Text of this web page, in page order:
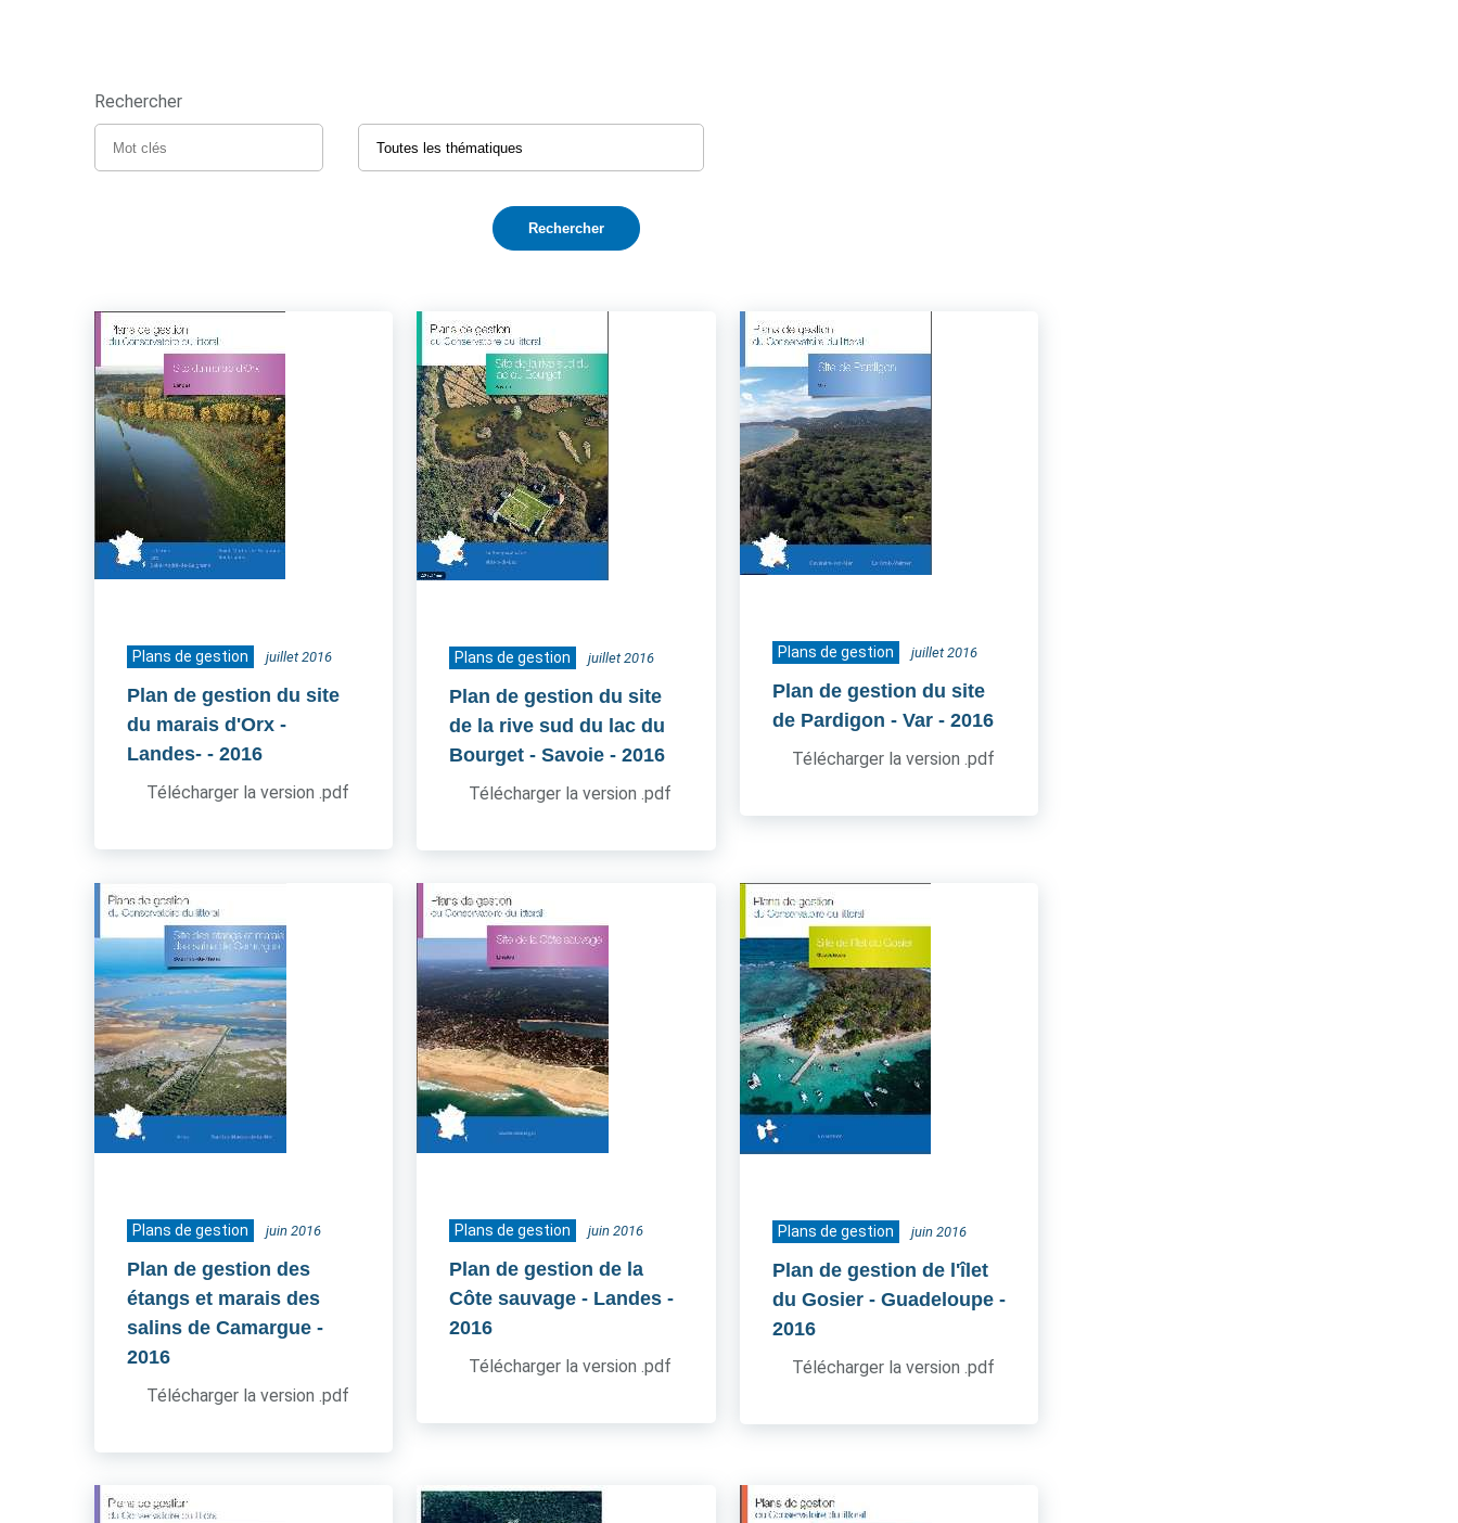
Rechercher
Plans de gestion juillet 2016
Plan de gestion du site
du marais d'Orx -
Landes- - 2016
Télécharger la version .pdf
Plans de gestion juillet 2016
Plan de gestion du site
de la rive sud du lac du
Bourget - Savoie - 2016
Télécharger la version .pdf
Plans de gestion juillet 2016
Plan de gestion du site
de Pardigon - Var - 2016
Télécharger la version .pdf
Plans de gestion juin 2016
Plan de gestion des
étangs et marais des
salins de Camargue -
2016
Télécharger la version .pdf
Plans de gestion juin 2016
Plan de gestion de la
Côte sauvage - Landes -
2016
Télécharger la version .pdf
Plans de gestion juin 2016
Plan de gestion de l'îlet
du Gosier - Guadeloupe -
2016
Télécharger la version .pdf